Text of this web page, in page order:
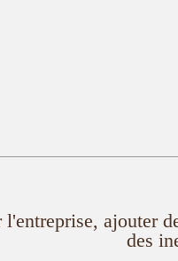
ajouter
des